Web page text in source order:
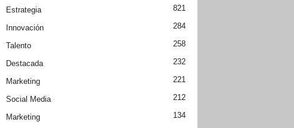
Estrategia 821
Innovación 284
Talento 258
Destacada 232
Marketing 221
Social Media 212
Marketing 134